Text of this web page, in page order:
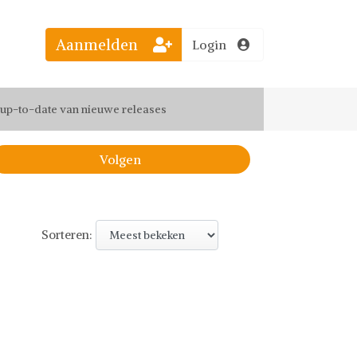
jouw favoriete looks
to-date van nieuwe releases
de leukste items met vrienden
Aanmelden Login
Volgen
Sorteren: